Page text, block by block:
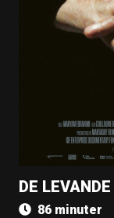
DE
86 minuter